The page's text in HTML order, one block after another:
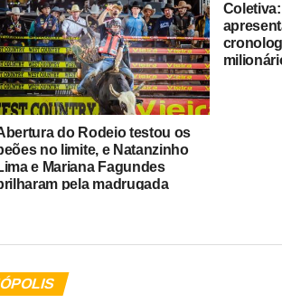
do Rodeio testou os
no limite, e Natanzinho
e Mariana Fagundes
pela madrugada